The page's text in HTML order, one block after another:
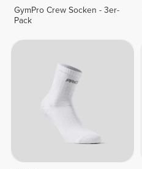
GymPro Crew Socken - 3er-
Pack